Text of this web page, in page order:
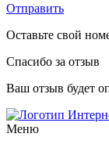
Отправить
Оставьте свой
Спасибо за отзыв
Ваш отзыв будет
Меню